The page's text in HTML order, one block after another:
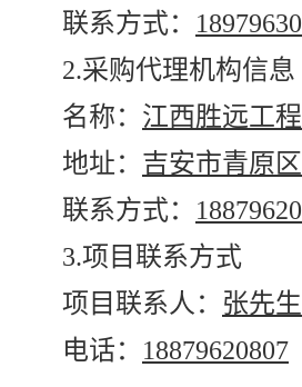
联系方式：
2.采购代理机构信息
名称： 江西胜远工
地址： 吉安市青原
联系方式：
3.项目联系方式
项目联系人： 张先生
电话： 18879620807